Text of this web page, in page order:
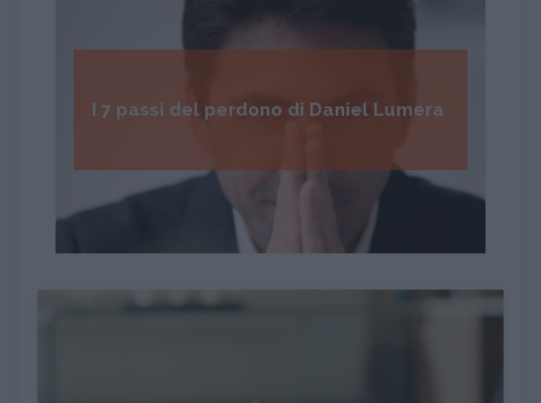
I 7 passi del perdono di Daniel Lumera